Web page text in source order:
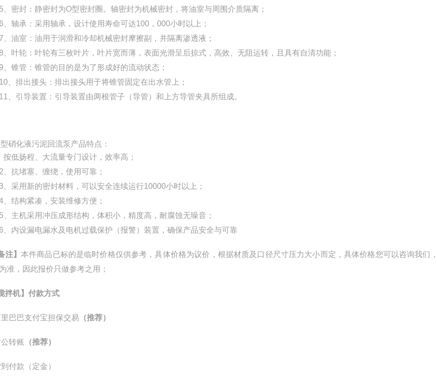
封：静密封为O型密封圈。轴密封为机械密封，将油室与周围介质隔离；
承：采用轴承，设计使用寿命可达100，000小时以上；
室：油用于润滑和冷却机械密封摩擦副，并隔离渗透液；
轮：叶轮有三枚叶片，叶片宽而薄，表面光滑呈后掠式，高效、无阻运转，且具有自清功能；
管：锥管的目的是为了形成好的流动状态；
出接头：排出接头用于将锥管固定在出水管上；
导装置：引导装置由两根管子（导管）和上方导管夹具所组成。
硝化液污泥回流泵产品特点：
低扬程、大流量专门设计，效率高；
堵塞、缠绕，使用可靠；
用新的密封材料，可以安全连续运行10000小时以上；
构紧凑，安装维修方便；
机采用冲压成形结构，体积小，精度高，耐腐蚀无噪音；
设漏电漏水及电机过载保护（报警）装置，确保产品安全与可靠
注】本件商品已标的是临时价格仅供参考，具体价格为议价，根据材质及口径尺寸压力大小而定，具体价格您可以咨询我们
准，因此报价只做参考之用；
机】 付款方式
巴支付宝担保交易 （推荐）
转账 （推荐）
款（定金）